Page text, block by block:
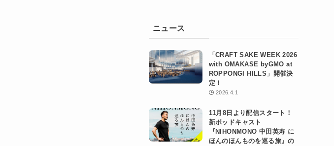
ニュース
「CRAFT SAKE WEEK 2026
with OMAKASE byGMO at
ROPPONGI HILLS」開催決
定！
2026.4.1
11月8日より配信スタート！
新ポッドキャスト
『NIHONMONO 中田英寿 に
ほんのほんものを巡る旅』の